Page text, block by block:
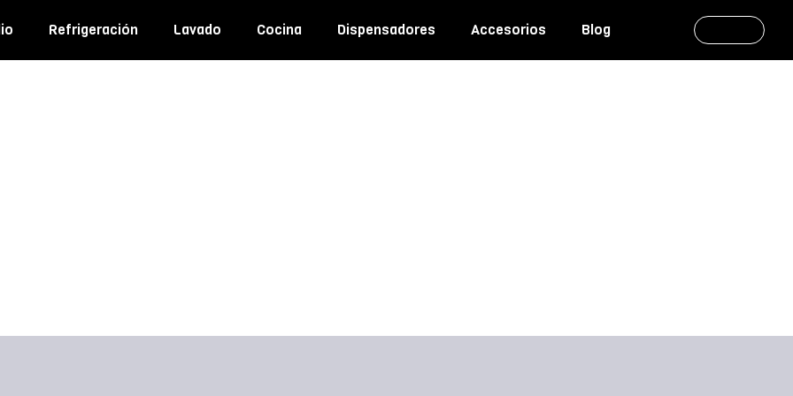
Refrigeración Lavado Cocina Dispensadores Accesorios Blog